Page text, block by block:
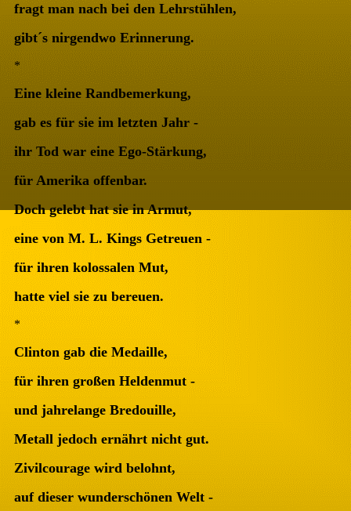
fragt man nach bei den Lehrstühlen,
gibt´s nirgendwo Erinnerung.
*
Eine kleine Randbemerkung,
gab es für sie im letzten Jahr -
ihr Tod war eine Ego-Stärkung,
für Amerika offenbar.
Doch gelebt hat sie in Armut,
eine von M. L. Kings Getreuen -
für ihren kolossalen Mut,
hatte viel sie zu bereuen.
*
Clinton gab die Medaille,
für ihren großen Heldenmut -
und jahrelange Bredouille,
Metall jedoch ernährt nicht gut.
Zivilcourage wird belohnt,
auf dieser wunderschönen Welt -